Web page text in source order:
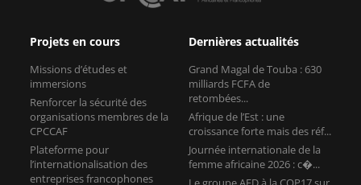
Projets en cours
Missions d’études et
immersions
Renforcer la sécurité des
organisations membres de la
CPCCAF
Plateforme pour
l’internationalisation des
entreprises francophones
Dernières actualités
Grand Magal de Touba : 630
milliards FCFA de
retombées...
Afrique de l’Est : une
croissance forte mais des réf...
Journée internationale de la
femme africaine 2026 : c�...